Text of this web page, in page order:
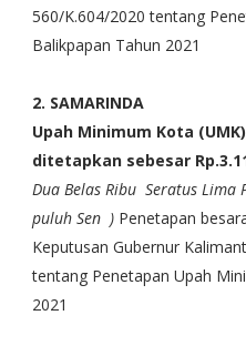
560/K.604/2020 tentang
Balikpapan Tahun 2021
2. SAMARINDA
Upah Minimum Kota
ditetapkan sebesar
Dua Belas Ribu Seratus Lima
puluh Sen )Penetapan
Keputusan Gubernur
tentang Penetapan Upah
2021